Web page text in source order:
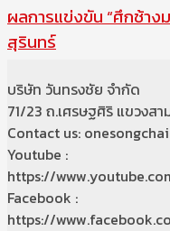
ผลการแข่งขัน “ศึกช้า
สุรินทร์
บริษัท วันทรงชัย จำกัด
71/23 ถ.เศรษฐศิริ แขวงส
Contact us:
Youtube :
https://
Facebook :
https://